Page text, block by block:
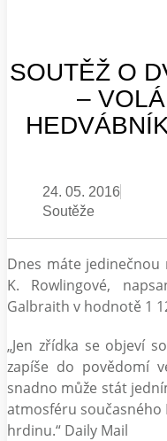
SOUTĚŽ O
–
24. 05. 2016
Soutěže
Dnes máte jedinečnou
K. Rowlingové,
Galbraith v hodnotě 1
„Jen zřídka se objeví
zapíše do povědomí
snadno může stát
atmosféru
hrdinu.“ Daily Mail